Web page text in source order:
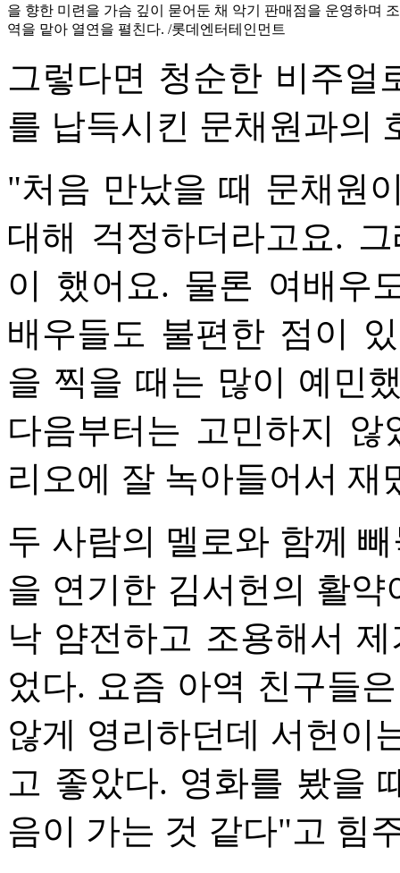
을 향한 미련을 가슴 깊이 묻어둔 채 악기 판매점을 운영하며
역을 맡아 열연을 펼친다. /롯데엔터테인먼트
그렇다면 청순한 비주얼
를 납득시킨 문채원과의
"처음 만났을 때 문채원
대해 걱정하더라고요.
이 했어요. 물론 여배우
배우들도 불편한 점이
을 찍을 때는 많이 예민
다음부터는 고민하지
리오에 잘 녹아들어서 재
두 사람의 멜로와 함께
을 연기한 김서헌의 활
낙 얌전하고 조용해서
었다. 요즘 아역 친구들
않게 영리하던데 서헌이
고 좋았다. 영화를 봤을
음이 가는 것 같다"고 힘